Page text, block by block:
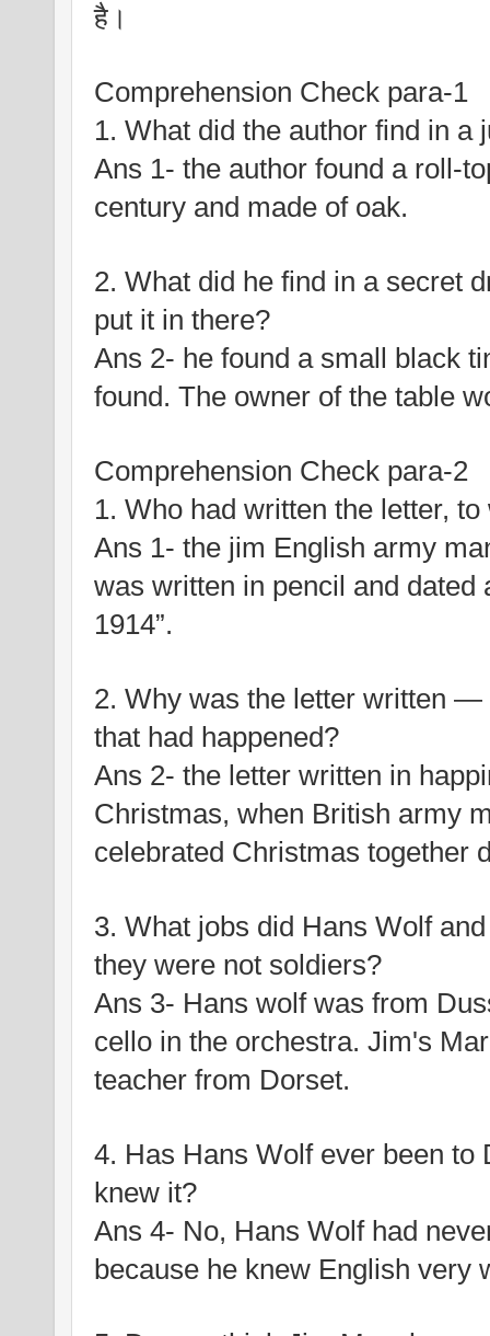
है।
Comprehension Check para-1
1. What did the author find in a
Ans 1- the author found a roll-
century and made of oak.
2. What did he find in a secret
put it in there?
Ans 2- he found a small black
found. The owner of the table
Comprehension Check para-2
1. Who had written the letter,
Ans 1- the jim English army
was written in pencil and
1914”.
2. Why was the letter written
that had happened?
Ans 2- the letter written in
Christmas, when British army
celebrated Christmas together
3. What jobs did Hans Wolf
they were not soldiers?
Ans 3- Hans wolf was from
cello in the orchestra. Jim's
teacher from Dorset.
4. Has Hans Wolf ever been to
knew it?
Ans 4- No, Hans Wolf had
because he knew English very